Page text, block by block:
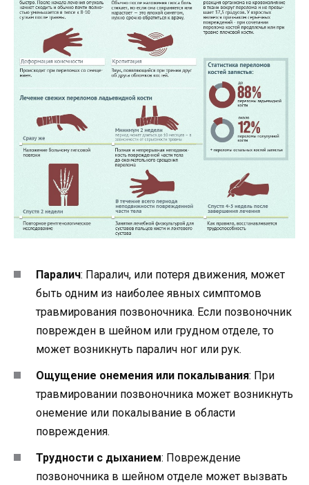
Паралич: Паралич, или потеря движения, может
быть одним из наиболее явных симптомов
травмирования позвоночника. Если позвоночник
поврежден в шейном или грудном отделе, то
может возникнуть паралич ног или рук.
Ощущение онемения или покалывания: При
травмировании позвоночника может возникнуть
онемение или покалывание в области
повреждения.
Трудности с дыханием: Повреждение
позвоночника в шейном отделе может вызвать